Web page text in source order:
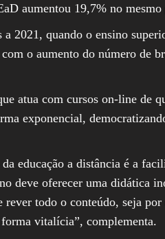
aumentou 19,7% no
a 2021, quando o ensino
o aumento do número de
atua com cursos on-line de
exponencial,
educação a distância é a
deve oferecer uma didática
todo o conteúdo, seja por
vitalícia”, complementa.